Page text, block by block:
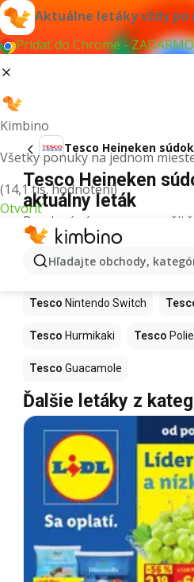
Aktuálne letáky vždy po
Pridať do Chrome - ZADARMO
Kimbino
Všetky ponuky na jednom
(14,1 tis. hodnotení)
Otvoriť
Hľadajte obchody,
Tesco Heineken súdok
Tesco Heineken
aktuálny leták
Pre daný výraz sme nenašli
Ďalšie produkty v
Tesco Kapor Tesco
Tesco Nintendo Switch
Tesco Hurmikaki Tesco
Tesco Guacamole
Ďalšie letáky z